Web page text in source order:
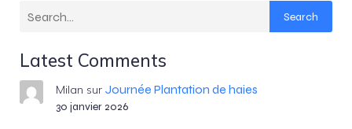
Search
Latest Comments
Milan sur Journée Plantation de haies
30 janvier 2026